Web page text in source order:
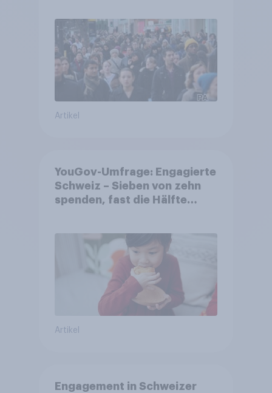
Artikel
YouGov-Umfrage: Engagierte
Schweiz – Sieben von zehn
spenden, fast die Hälfte
Artikel
Engagement in Schweizer